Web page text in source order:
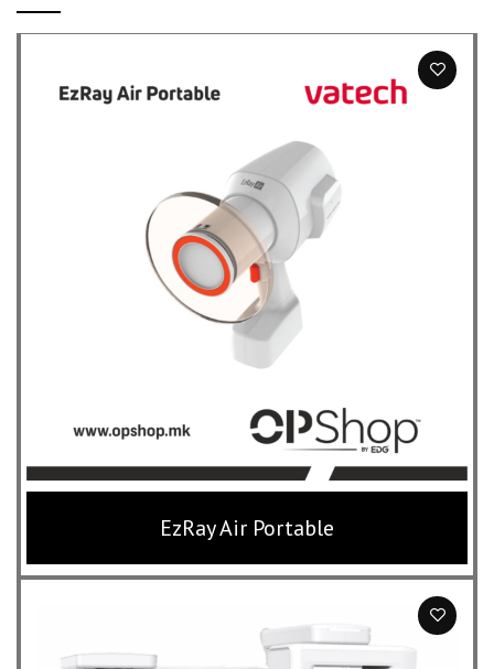
EzRay Air Portable